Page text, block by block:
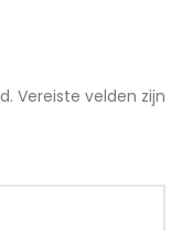
Vereiste velden zijn